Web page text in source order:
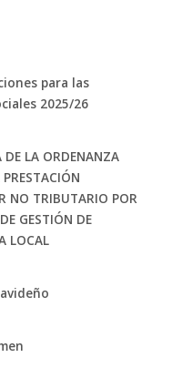
para las
2025/26
DE LA ORDENANZA
NO TRIBUTARIO POR
GESTIÓN DE
LOCAL